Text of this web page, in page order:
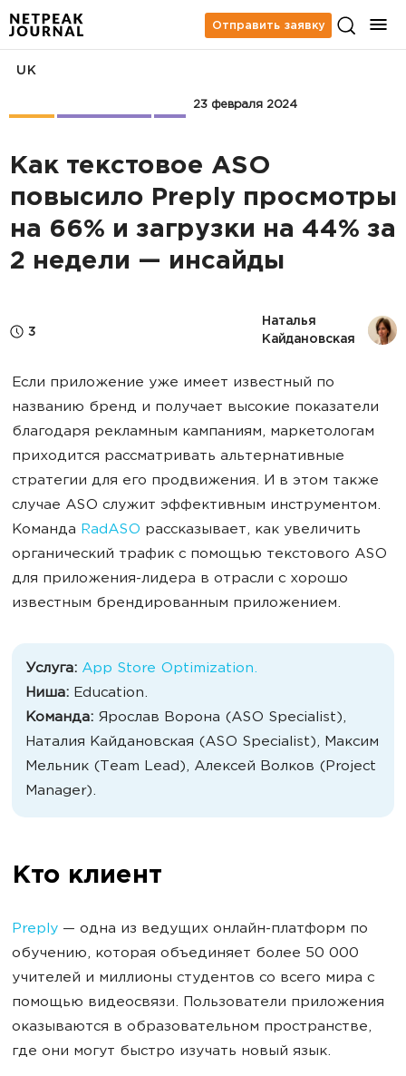
Отправить заявку
23 февраля 2024
UK
Как текстовое ASO
повысило Preply просмотры
на 66% и загрузки на 44% за
2 недели — инсайды
3
Наталья
Кайдановская
Если приложение уже имеет известный по
названию бренд и получает высокие показатели
благодаря рекламным кампаниям, маркетологам
приходится рассматривать альтернативные
стратегии для его продвижения. И в этом также
случае ASO служит эффективным инструментом.
Команда RadASO рассказывает, как увеличить
органический трафик с помощью текстового ASO
для приложения-лидера в отрасли с хорошо
известным брендированным приложением.
Услуга: App Store Optimization.
Ниша: Education.
Команда: Ярослав Ворона (ASO Specialist),
Наталия Кайдановская (ASO Specialist), Максим
Мельник (Team Lead), Алексей Волков (Project
Manager).
Кто клиент
Preply — одна из ведущих онлайн-платформ по
обучению, которая объединяет более 50 000
учителей и миллионы студентов со всего мира с
помощью видеосвязи. Пользователи приложения
оказываются в образовательном пространстве,
где они могут быстро изучать новый язык.